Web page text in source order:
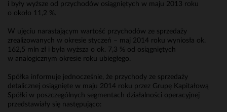
i były wyższe od przychodów osiągniętych w maju 2013 roku
o około 11,2 %.
W ujęciu narastającym wartość przychodów ze sprzedaży
zrealizowanych w okresie styczeń – maj 2014 roku wyniosła ok.
162,5 mln zł i była wyższa o ok. 7,3 % od osiągniętych
w analogicznym okresie roku ubiegłego.
Spółka informuje jednocześnie, że przychody ze sprzedaży
detalicznej osiągnięte w maju 2014 roku przez Grupę Kapitałową
Spółki w poszczególnych segmentach działalności operacyjnej
przedstawiały się następująco: